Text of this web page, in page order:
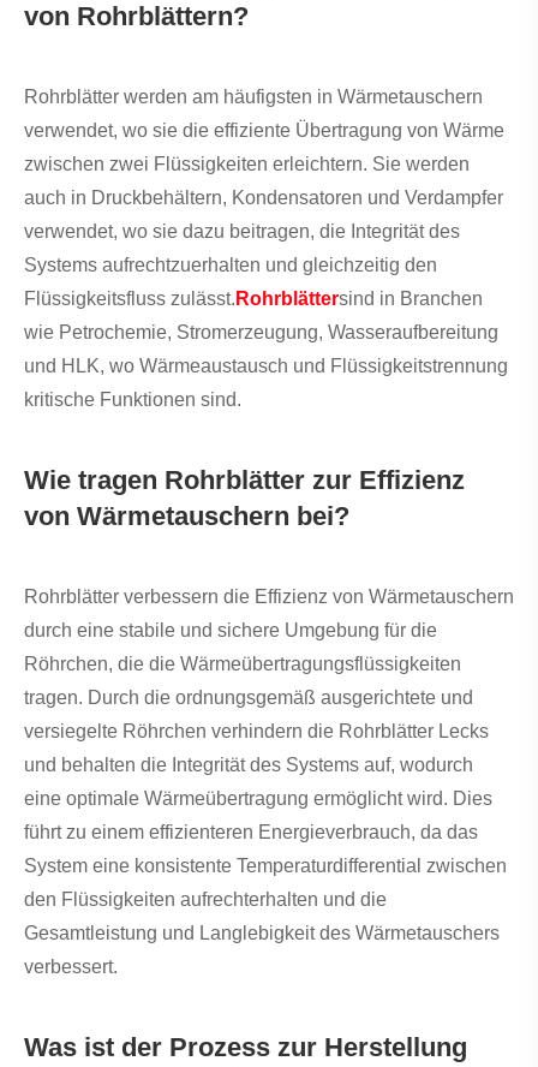
von Rohrblättern?
Rohrblätter werden am häufigsten in Wärmetauschern
verwendet, wo sie die effiziente Übertragung von Wärme
zwischen zwei Flüssigkeiten erleichtern. Sie werden
auch in Druckbehältern, Kondensatoren und Verdampfer
verwendet, wo sie dazu beitragen, die Integrität des
Systems aufrechtzuerhalten und gleichzeitig den
Flüssigkeitsfluss zulässt. Rohrblättersind in Branchen
wie Petrochemie, Stromerzeugung, Wasseraufbereitung
und HLK, wo Wärmeaustausch und Flüssigkeitstrennung
kritische Funktionen sind.
Wie tragen Rohrblätter zur Effizienz
von Wärmetauschern bei?
Rohrblätter verbessern die Effizienz von Wärmetauschern
durch eine stabile und sichere Umgebung für die
Röhrchen, die die Wärmeübertragungsflüssigkeiten
tragen. Durch die ordnungsgemäß ausgerichtete und
versiegelte Röhrchen verhindern die Rohrblätter Lecks
und behalten die Integrität des Systems auf, wodurch
eine optimale Wärmeübertragung ermöglicht wird. Dies
führt zu einem effizienteren Energieverbrauch, da das
System eine konsistente Temperaturdifferential zwischen
den Flüssigkeiten aufrechterhalten und die
Gesamtleistung und Langlebigkeit des Wärmetauschers
verbessert.
Was ist der Prozess zur Herstellung